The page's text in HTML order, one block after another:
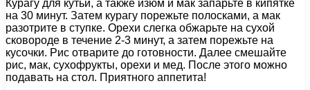
Курагу для кутьи, а также изюм и мак запарьте в кипятке
на 30 минут. Затем курагу порежьте полосками, а мак
разотрите в ступке. Орехи слегка обжарьте на сухой
сковороде в течение 2-3 минут, а затем порежьте на
кусочки. Рис отварите до готовности. Далее смешайте
рис, мак, сухофрукты, орехи и мед. После этого можно
подавать на стол. Приятного аппетита!